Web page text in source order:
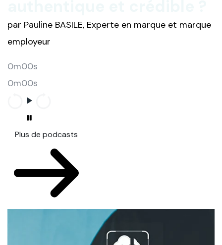
par Pauline BASILE, Experte en marque et marque
employeur
0m00s
0m00s
Plus de podcasts